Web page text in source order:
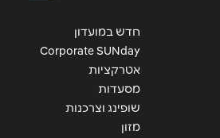
חדש במועדון
Corporate SUNday
אטרקציות
מסעדות
שופינג וצרכנות
מזון